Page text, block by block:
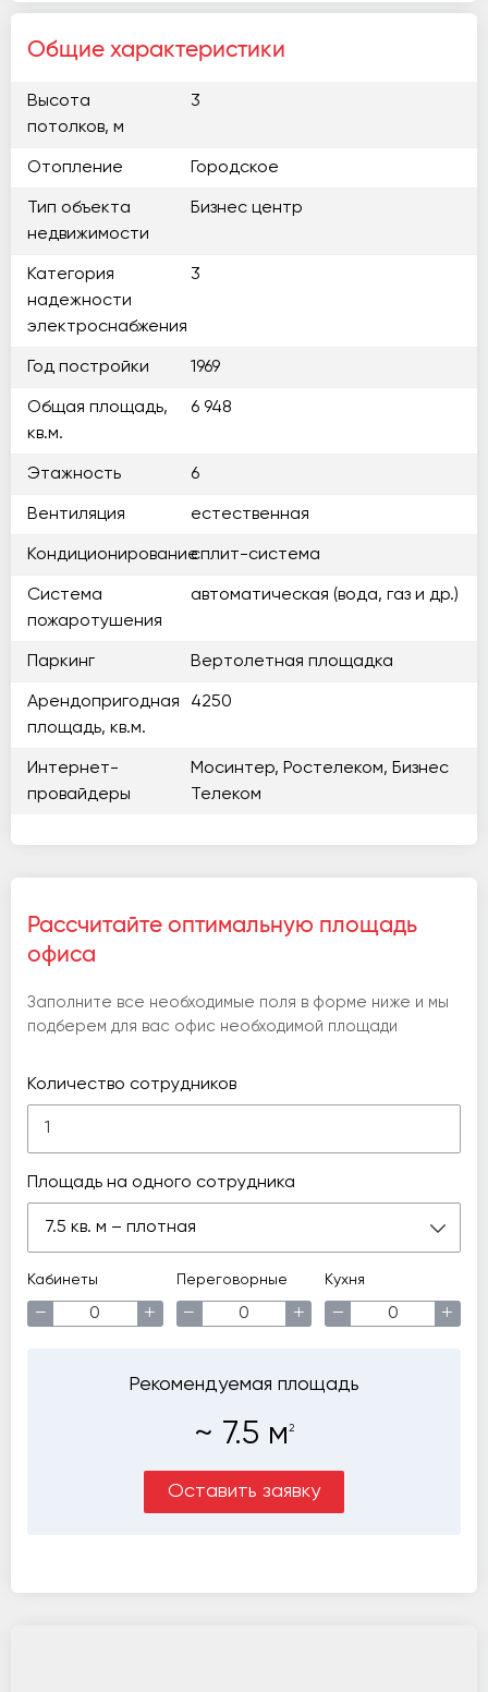
Общие характеристики
Высота
потолков, м
3
Отопление Городское
Тип объекта
недвижимости
Бизнес центр
Категория
надежности
электроснабжения
3
Год постройки 1969
Общая площадь,
кв.м.
6 948
Этажность 6
Вентиляция естественная
Кондиционированиесплит-система
Система
пожаротушения
автоматическая (вода, газ и др.)
Паркинг Вертолетная площадка
Арендопригодная
площадь, кв.м.
4250
Интернет-
провайдеры
Мосинтер, Ростелеком, Бизнес
Телеком
Рассчитайте оптимальную площадь
офиса
Заполните все необходимые поля в форме ниже и мы
подберем для вас офис необходимой площади
Количество сотрудников
Площадь на одного сотрудника
7.5 кв. м – плотная
Кабинеты
− +
Переговорные
− +
Кухня
− +
Рекомендуемая площадь
~ 7.5 м 2
Оставить заявку